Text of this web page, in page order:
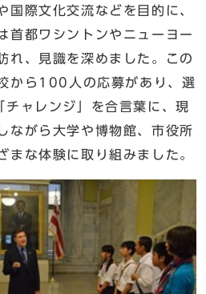
国際文化交流などを目的に、
首都ワシントンやニューヨー
れ、見識を深めました。この
から100人の応募があり、選
ャレンジ」を合言葉に、現
ながら大学や博物館、市役所
まな体験に取り組みました。